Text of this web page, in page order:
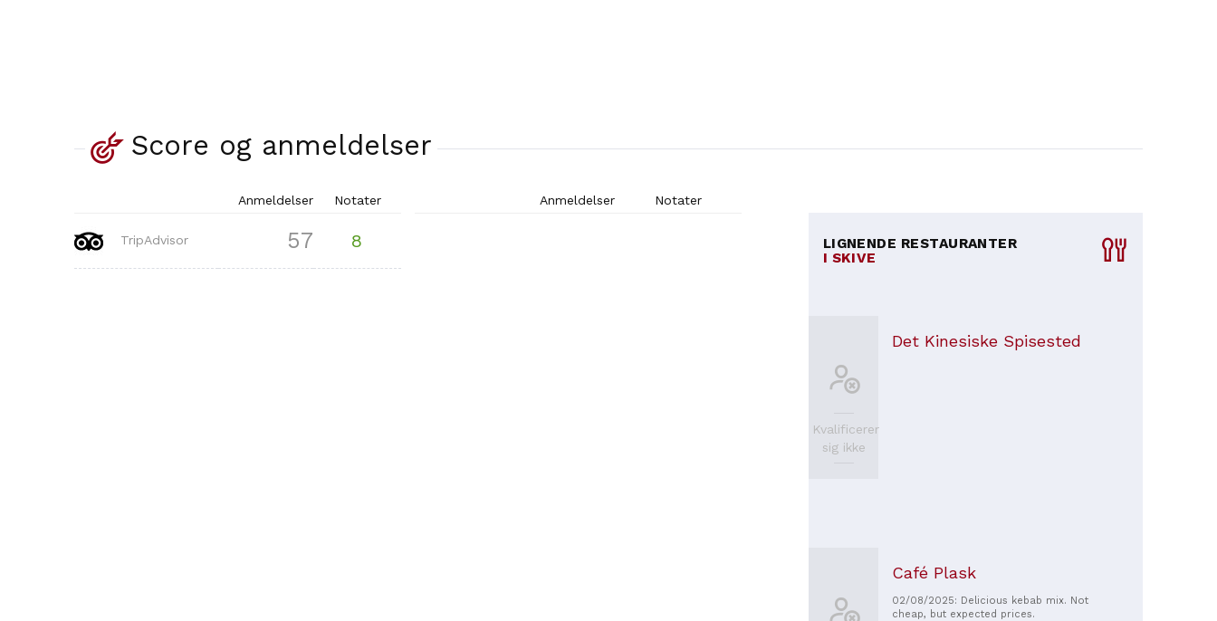
Score og anmeldelser
Anmeldelser Notater
TripAdvisor 57 8
Anmeldelser Notater
LIGNENDE RESTAURANTER
I SKIVE
Kvalificerer
sig ikke
Det Kinesiske Spisested
Café Plask
02/08/2025: Delicious kebab mix. Not
cheap, but expected prices.